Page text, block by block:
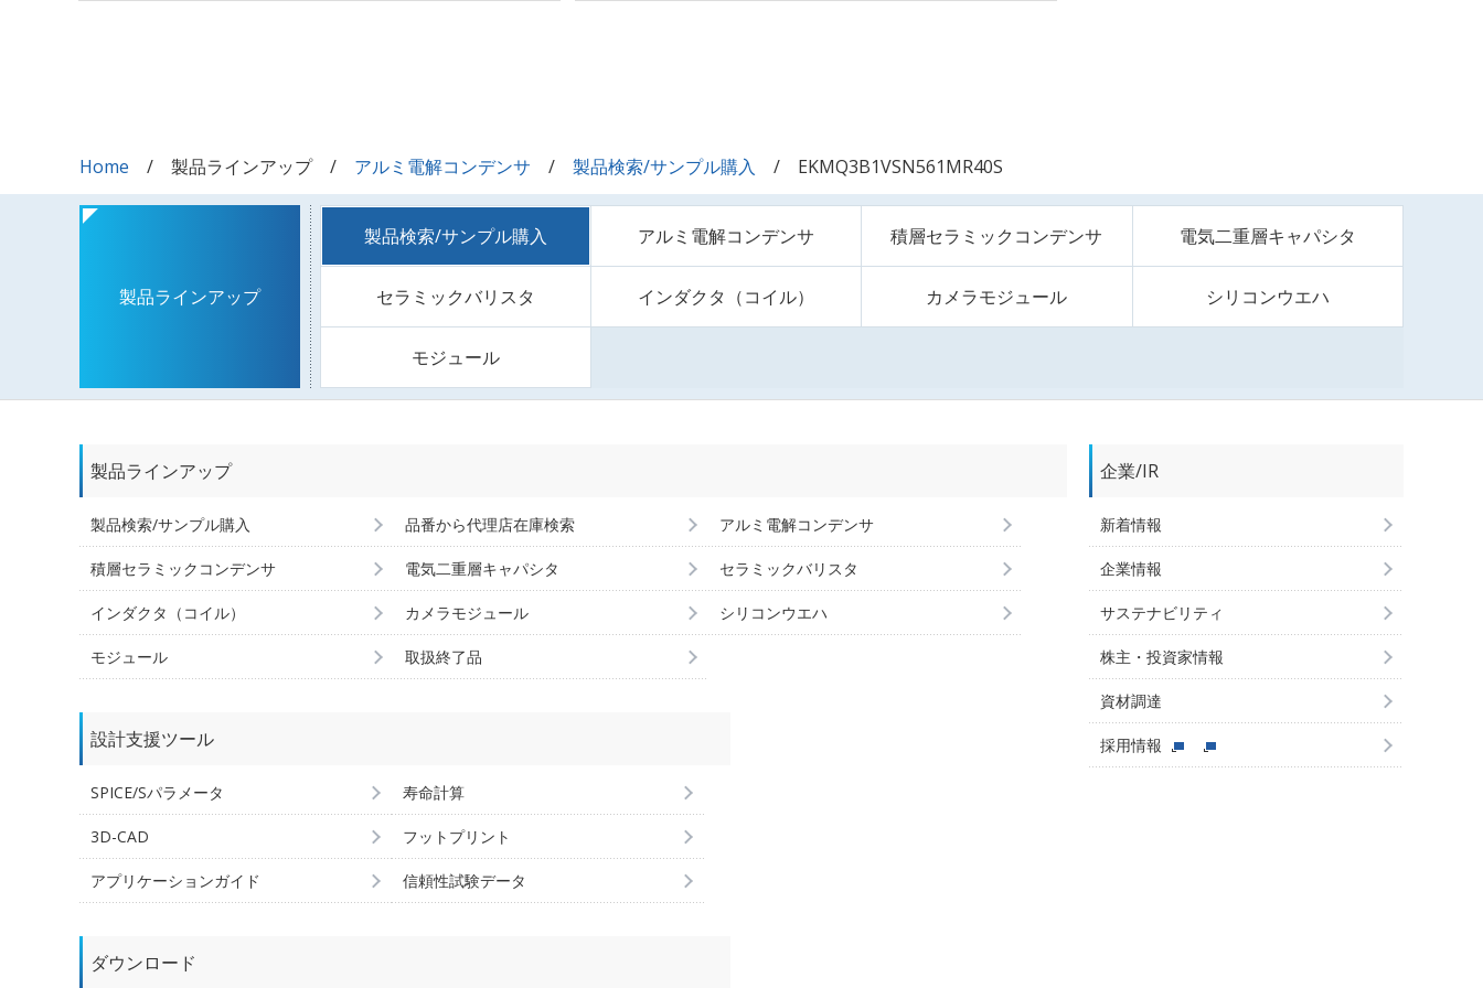
Home 製品ラインアップ アルミ電解コンデンサ 製品検索/サンプル購入 EKMQ3B1VSN561MR40S
製品ラインアップ
製品検索/サンプル購入 アルミ電解コンデンサ 積層セラミックコンデンサ 電気二重層キャパシタ
セラミックバリスタ インダクタ（コイル） カメラモジュール シリコンウエハ
モジュール
製品ラインアップ
製品検索/サンプル購入 品番から代理店在庫検索 アルミ電解コンデンサ
積層セラミックコンデンサ 電気二重層キャパシタ セラミックバリスタ
インダクタ（コイル） カメラモジュール シリコンウエハ
モジュール 取扱終了品
設計支援ツール
SPICE/Sパラメータ 寿命計算
3D-CAD フットプリント
アプリケーションガイド 信頼性試験データ
ダウンロード
企業/IR
新着情報
企業情報
サステナビリティ
株主・投資家情報
資材調達
採用情報